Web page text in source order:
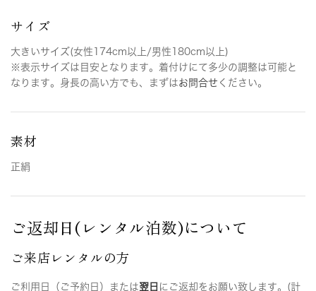
サイズ
大きいサイズ(女性174cm以上/男性180cm以上)
※表示サイズは目安となります。着付けにて多少の調整は可能と
なります。身長の高い方でも、まずはお問合せ ください。
素材
正絹
ご返却日(レンタル泊数)について
ご来店レンタルの方
ご利用日（ご予約日）または翌日 にご返却をお願い致します。(計